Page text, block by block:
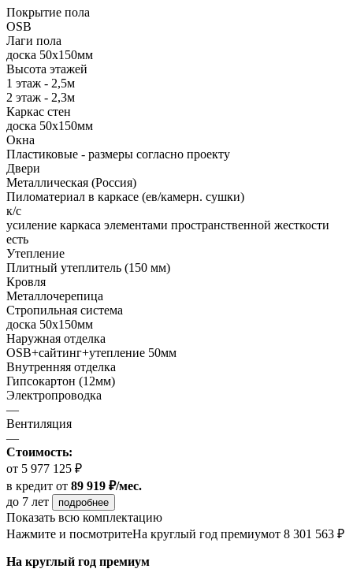
Покрытие пола
ОSB
Лаги пола
доска 50х150мм
Высота этажей
1 этаж - 2,5м
2 этаж - 2,3м
Каркас стен
доска 50х150мм
Окна
Пластиковые - размеры согласно проекту
Двери
Металлическая (Россия)
Пиломатериал в каркасе (ев/камерн. сушки)
к/с
усиление каркаса элементами пространственной жесткости
есть
Утепление
Плитный утеплитель (150 мм)
Кровля
Металлочерепица
Стропильная система
доска 50х150мм
Наружная отделка
OSB+сайтинг+утепление 50мм
Внутренняя отделка
Гипсокартон (12мм)
Электропроводка
—
Вентиляция
—
Стоимость:
от 5 977 125 ₽
в кредит от 89 919 ₽/мес.
до 7 лет
подробнее
Показать всю комплектацию
Нажмите и посмотритеНа круглый год премиумот 8 301 563 ₽
На круглый год премиум